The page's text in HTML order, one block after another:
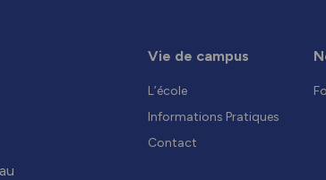
Vie de campus
L’école
Informations Pratiques
Contact